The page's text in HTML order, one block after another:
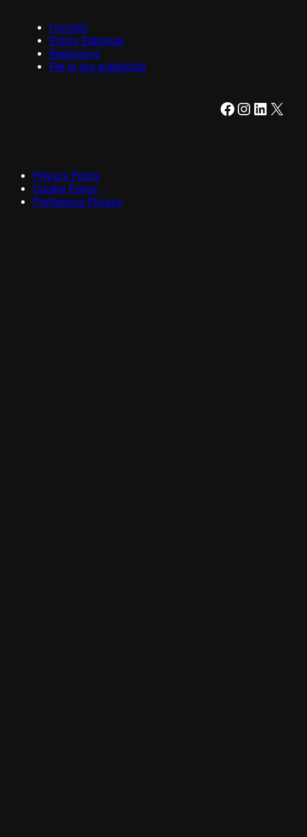
Contatti
Policy Editoriali
Redazione
Per la tua pubblicità
Facebook Instagram LinkedIn X
Privacy Policy
Cookie Policy
Preferenze Privacy